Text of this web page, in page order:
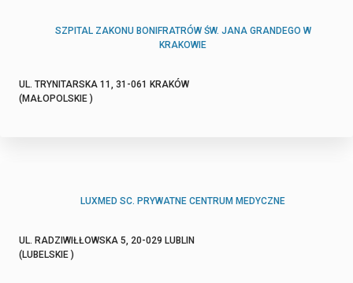
SZPITAL ZAKONU BONIFRATRÓW ŚW. JANA GRANDEGO W
KRAKOWIE
UL. TRYNITARSKA 11, 31-061 KRAKÓW
(MAŁOPOLSKIE )
LUXMED SC. PRYWATNE CENTRUM MEDYCZNE
UL. RADZIWIŁŁOWSKA 5, 20-029 LUBLIN
(LUBELSKIE )